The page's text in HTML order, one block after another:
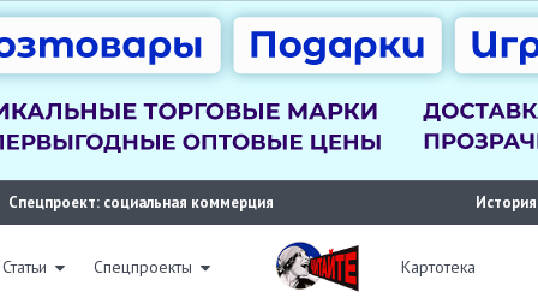
Спецпроект: социальная коммерция
Статьи Спецпроекты Картотека